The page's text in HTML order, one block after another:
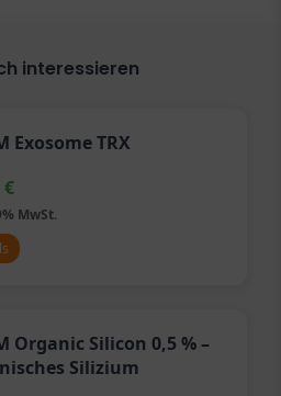
interessieren
Exosome TRX
€
MwSt.
Organic Silicon 0,5 % –
Silizium